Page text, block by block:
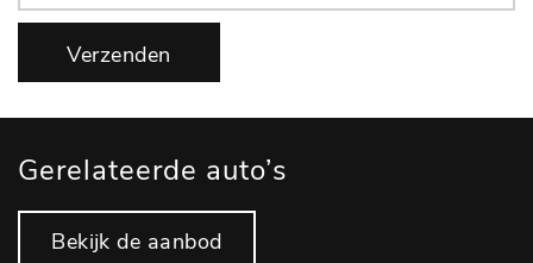
Verzenden
Gerelateerde auto’s
Bekijk de aanbod